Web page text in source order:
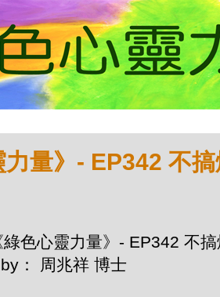
力量》- EP342 不
色心靈力量》- EP342 不
： 周兆祥 博士